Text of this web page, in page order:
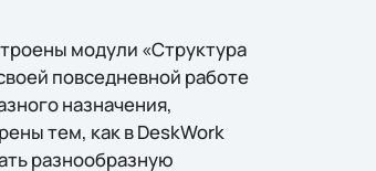
модули «Структура
повседневной работе
назначения,
тем, как в DeskWork
разнообразную